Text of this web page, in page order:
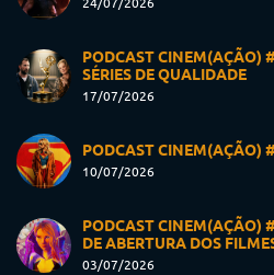
PODCAST CINEM(AÇÃO)
SÉRIES DE QUALIDADE
17/07/2026
PODCAST CINEM(AÇÃO)
10/07/2026
PODCAST CINEM(AÇÃO)
DE ABERTURA DOS
03/07/2026